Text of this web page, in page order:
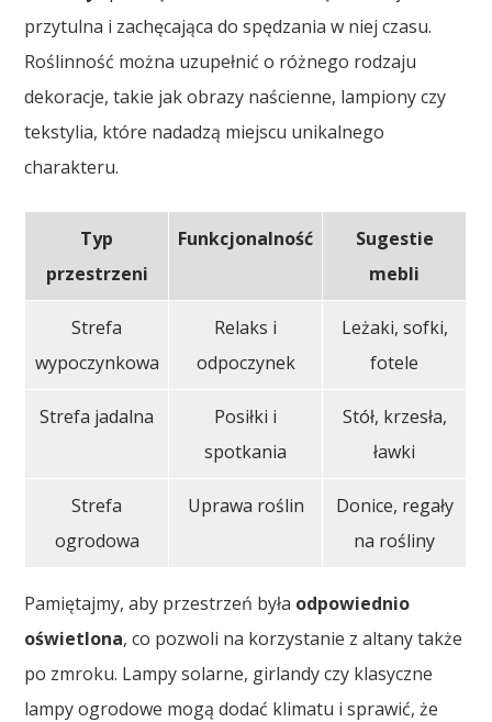
przytulna i zachęcająca do spędzania w niej czasu.
Roślinność można uzupełnić o różnego rodzaju
dekoracje, takie jak obrazy naścienne, lampiony czy
tekstylia, które nadadzą miejscu unikalnego
charakteru.
Typ
przestrzeni
Funkcjonalność
Sugestie
mebli
Strefa
wypoczynkowa
Relaks i
odpoczynek
Leżaki, sofki,
fotele
Strefa jadalna
Posiłki i
spotkania
Stół, krzesła,
ławki
Strefa
ogrodowa
Uprawa roślin
Donice, regały
na rośliny
Pamiętajmy, aby przestrzeń była odpowiednio
oświetlona, co pozwoli na korzystanie z altany także
po zmroku. Lampy solarne, girlandy czy klasyczne
lampy ogrodowe mogą dodać klimatu i sprawić, że